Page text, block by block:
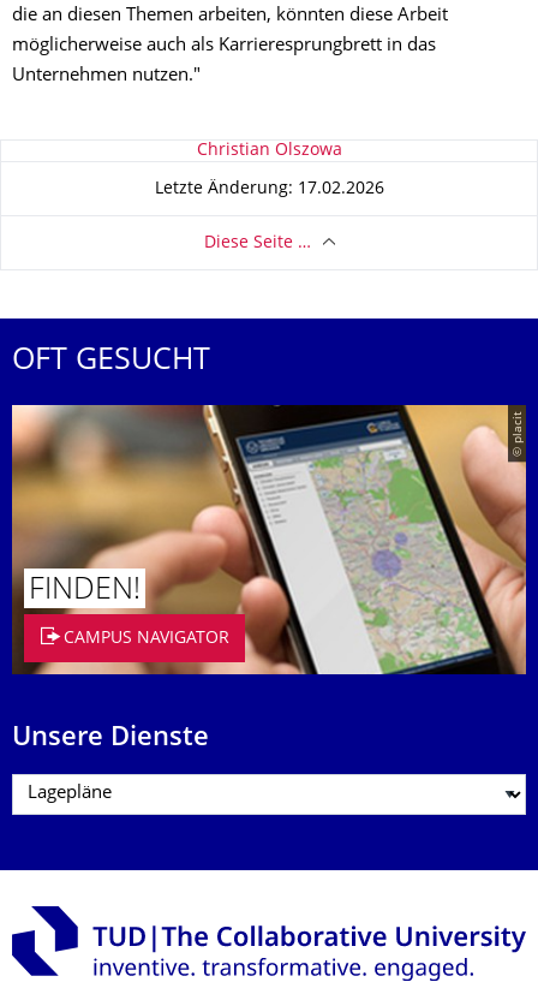
die an diesen Themen arbeiten, könnten diese Arbeit
möglicherweise auch als Karrieresprungbrett in das
Unternehmen nutzen."
Zu dieser Seite Christian Olszowa
Letzte Änderung: 17.02.2026
Diese Seite …
OFT GESUCHT
© placit
FINDEN!
CAMPUS NAVIGATOR
Unsere Dienste